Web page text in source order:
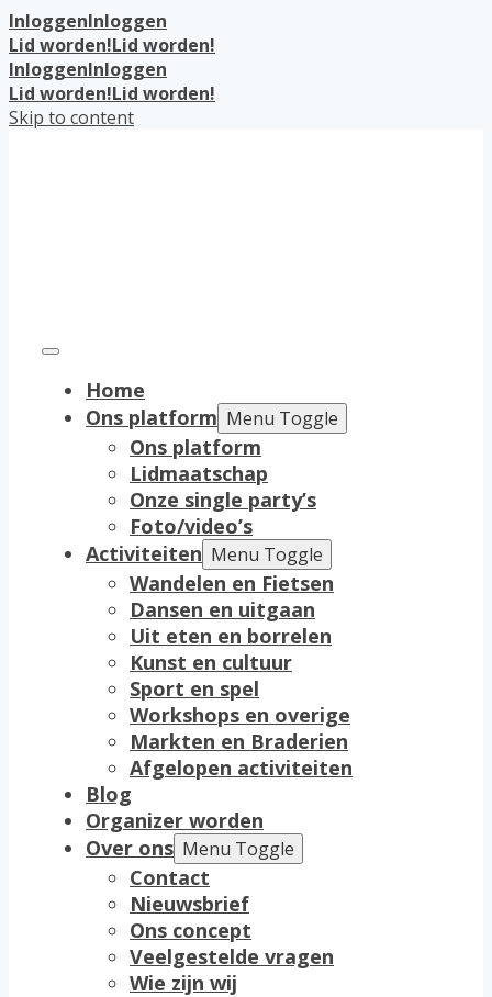
InloggenInloggen
Lid worden!Lid worden!
InloggenInloggen
Lid worden!Lid worden!
Skip to content
Home
Ons platform Menu Toggle
Ons platform
Lidmaatschap
Onze single party’s
Foto/video’s
Activiteiten Menu Toggle
Wandelen en Fietsen
Dansen en uitgaan
Uit eten en borrelen
Kunst en cultuur
Sport en spel
Workshops en overige
Markten en Braderien
Afgelopen activiteiten
Blog
Organizer worden
Over ons Menu Toggle
Contact
Nieuwsbrief
Ons concept
Veelgestelde vragen
Wie zijn wij